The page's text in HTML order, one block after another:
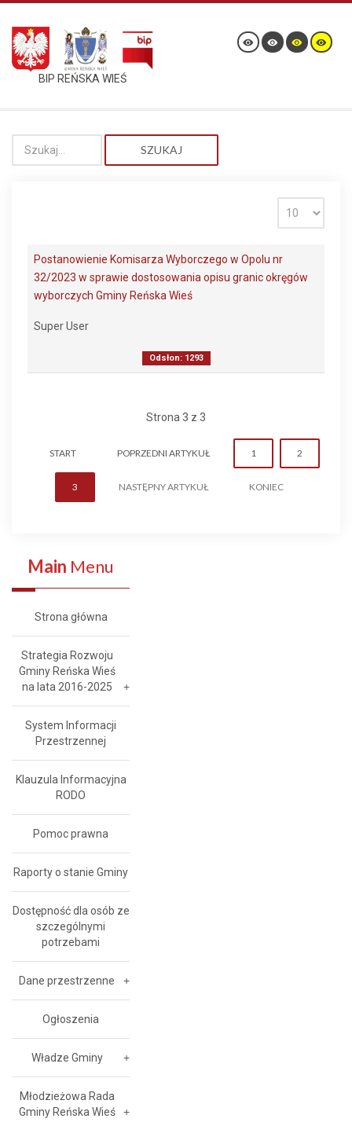
BIP REŃSKA WIEŚ
SZUKAJ
Postanowienie Komisarza Wyborczego w Opolu nr
32/2023 w sprawie dostosowania opisu granic okręgów
wyborczych Gminy Reńska Wieś
Super User
Odsłon: 1293
Strona 3 z 3
START POPRZEDNI ARTYKUŁ 1 2
3 NASTĘPNY ARTYKUŁ KONIEC
Main Menu
Strona główna
Strategia Rozwoju
Gminy Reńska Wieś
na lata 2016-2025
System Informacji
Przestrzennej
Klauzula Informacyjna
RODO
Pomoc prawna
Raporty o stanie Gminy
Dostępność dla osób ze
szczególnymi
potrzebami
Dane przestrzenne
Ogłoszenia
Władze Gminy
Młodzieżowa Rada
Gminy Reńska Wieś